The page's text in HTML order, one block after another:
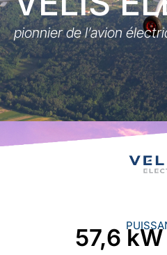
pionnier de l’avion
57,6